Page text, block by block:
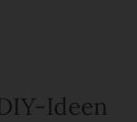
Ideen